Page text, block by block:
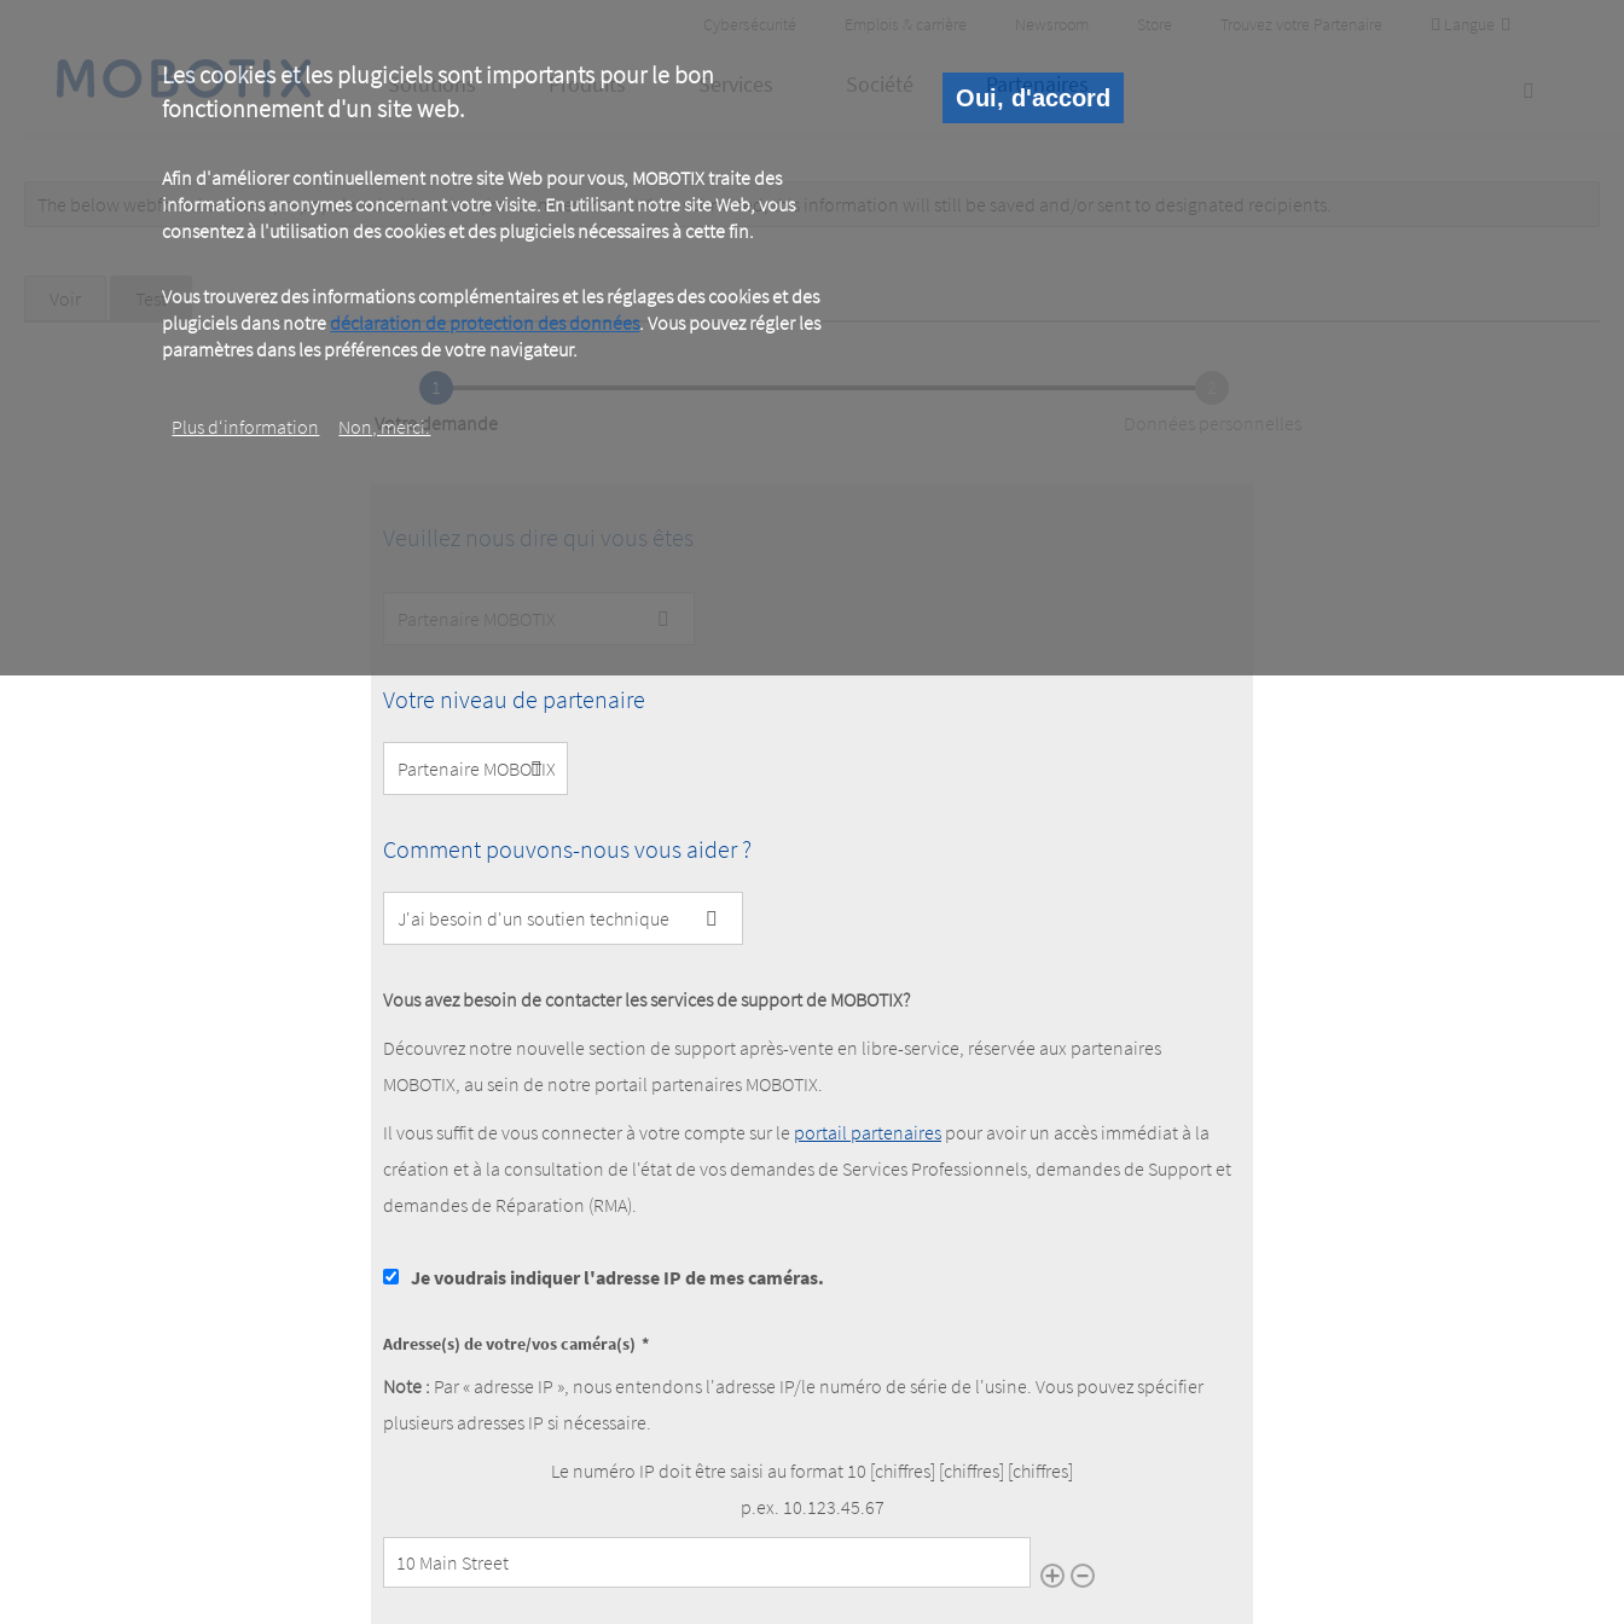
Les cookies et les plugiciels sont importants pour le bon
fonctionnement d'un site web.
Afin d'améliorer continuellement notre site Web pour vous, MOBOTIX traite des
informations anonymes concernant votre visite. En utilisant notre site Web, vous
consentez à l'utilisation des cookies et des plugiciels nécessaires à cette fin.
Vous trouverez des informations complémentaires et les réglages des cookies et des
plugiciels dans notre déclaration de protection des données. Vous pouvez régler les
paramètres dans les préférences de votre navigateur.
Plus d‘information Non, merci.
Oui, d'accord
content
Header
Meta
Cybersécurité Emplois & carrière Newsroom Store Trouvez votre Partenaire Langue
Main
navigation
Solutions Produits Services Société Partenaires
Warning
message
The below webform has been prepopulated with custom/random test data. When submitted, this information will still be saved and/or sent to designated recipients
Primary
Voir Test(active
tab)
1
Current
Votre demande
Veuillez nous dire qui vous êtes
Type
Niveau
MOBOTIX
Votre niveau de partenaire
How
we
help
you?
Comment pouvons-nous vous aider ?
Vous avez besoin de contacter les services de support de MOBOTIX?
Découvrez notre nouvelle section de support après-vente en libre-service, réservée aux partenaires
MOBOTIX, au sein de notre portail partenaires MOBOTIX.
Il vous suffit de vous connecter à votre compte sur le portail partenaires pour avoir un accès immédiat à la
création et à la consultation de l'état de vos demandes de Services Professionnels, demandes de Support et
demandes de Réparation (RMA).
Je voudrais indiquer l'adresse IP de mes caméras.
Adresse(s) de votre/vos caméra(s)
Note : Par « adresse IP », nous entendons l'adresse IP/le numéro de série de l'usine. Vous pouvez spécifier
plusieurs adresses IP si nécessaire.
Le numéro IP doit être saisi au format 10 [chiffres] [chiffres] [chiffres]
p.ex. 10.123.45.67
de